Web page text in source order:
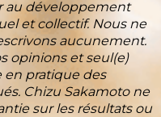
au développement
et collectif. Nous ne
aucunement.
opinions et seul(e)
en pratique des
Chizu Sakamoto ne
sur les résultats ou